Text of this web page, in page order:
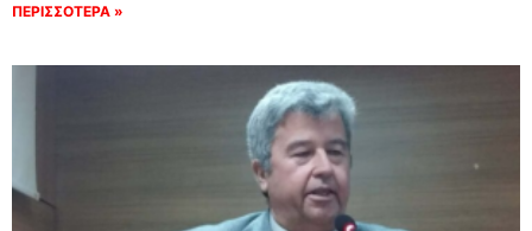
ΠΕΡΙΣΣΟΤΕΡΑ »